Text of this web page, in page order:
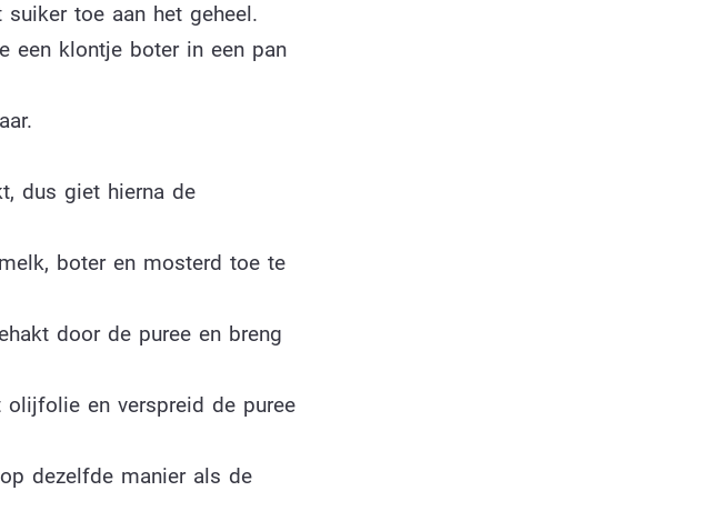
toe aan het geheel.
een klontje boter in een pan
dus giet hierna de
boter en mosterd toe te
door de puree en breng
olijfolie en verspreid de puree
dezelfde manier als de